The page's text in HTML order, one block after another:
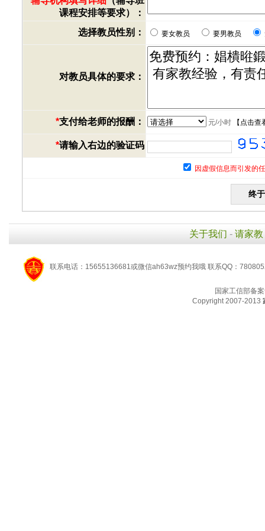
课程安排等要求）：
选择教员性别：
要女教员 要男教员
对教员具体的要求：
*支付给老师的报酬： 元/小时【 点击查
*请输入右边的验证码
因虚假信息而引发的
关于我们 - 请家教
联系电话：15655136681或微信ah63wz预约我哦 联系QQ：
国家工信部备
Copyright 2007-2013